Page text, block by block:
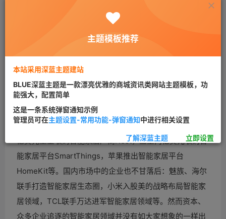
样出现爆发式的增长，进入到我们家庭日常生活中去。究
其发展的很多因素，才能推动智能家居产业的发展。
家居
近年来智能家居概念的大热，许多互联网企业纷纷加入到
智能家居市场，国外市场中不乏巨头的参与：Google32
亿美元重金收购智能家居厂商Nest，三星两亿美元收购智
能家居平台SmartThings，苹果推出智能家居平台
HomeKit等。国内市场中的企业也不甘落后：魅族、海尔
联手打造智能家居生态圈，小米入股美的战略布局智能家
居领域，TCL联手万达进军智能家居领域等。然而资本、
众多企业追逐的智能家居领域并没有如大家想象的一样出
主题模板推荐
本站采用深蓝主题建站
BLUE深蓝主题是一款漂亮优雅的商城资讯类网站主题模板，功
能强大，配置简单
这是一条系统弹窗通知示例
管理员可在主题设置-常用功能-弹窗通知中进行相关设置
了解深蓝主题 立即设置